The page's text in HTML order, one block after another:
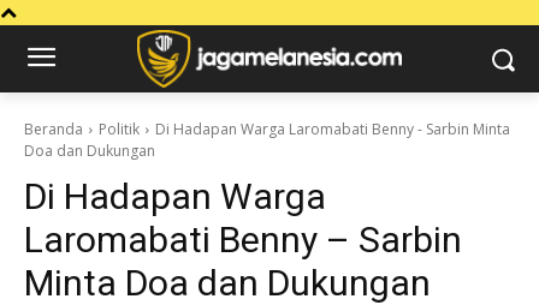
Beranda Politik
Di Hadapan Warga Laromabati Benny - Sarbin Minta
Doa dan Dukungan
Di Hadapan Warga
Laromabati Benny – Sarbin
Minta Doa dan Dukungan